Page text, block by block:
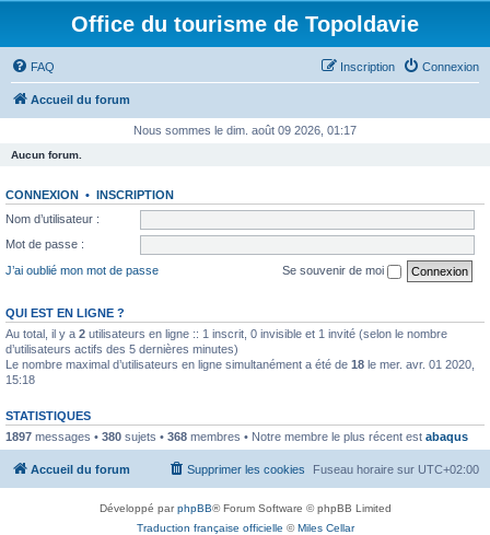
Office du tourisme de Topoldavie
FAQ Connexion
Inscription
Accueil du forum
Nous sommes le dim. août 09 2026, 01:17
Aucun forum.
CONNEXION • INSCRIPTION
Nom d’utilisateur :
Mot de passe :
J’ai oublié mon mot de passe
Se souvenir de moi
QUI EST EN LIGNE ?
Au total, il y a 2 utilisateurs en ligne :: 1 inscrit, 0 invisible et 1 invité (selon le nombre
d’utilisateurs actifs des 5 dernières minutes)
Le nombre maximal d’utilisateurs en ligne simultanément a été de 18 le mer. avr. 01 2020,
15:18
STATISTIQUES
1897 messages • 380 sujets • 368 membres • Notre membre le plus récent est abaqus
Accueil du forum Fuseau horaire sur UTC+02:00
Supprimer les cookies
Développé parphpBB® Forum Software © phpBB Limited
Traduction française officielle ©Miles Cellar